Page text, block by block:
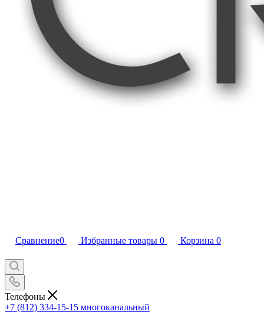
Сравнение0 Избранные товары 0 Корзина 0
Телефоны
+7 (812) 334-15-15 многоканальный